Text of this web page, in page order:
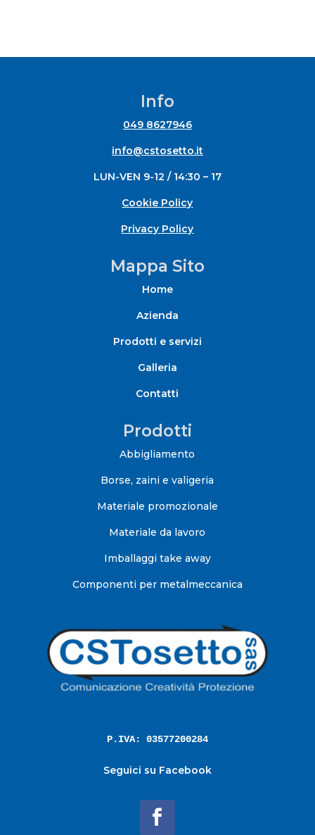
Info
049 8627946
info@cstosetto.it
LUN-VEN 9-12 / 14:30 – 17
Cookie Policy
Privacy Policy
Mappa Sito
Home
Azienda
Prodotti e servizi
Galleria
Contatti
Prodotti
Abbigliamento
Borse, zaini e valigeria
Materiale promozionale
Materiale da lavoro
Imballaggi take away
Componenti per metalmeccanica
P.IVA: 03577200284
Seguici su Facebook